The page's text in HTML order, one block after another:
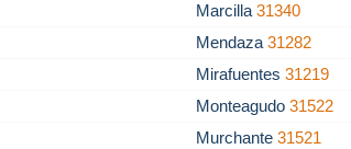
Marcilla31340
Mendaza31282
Mirafuentes31219
Monteagudo31522
Murchante31521